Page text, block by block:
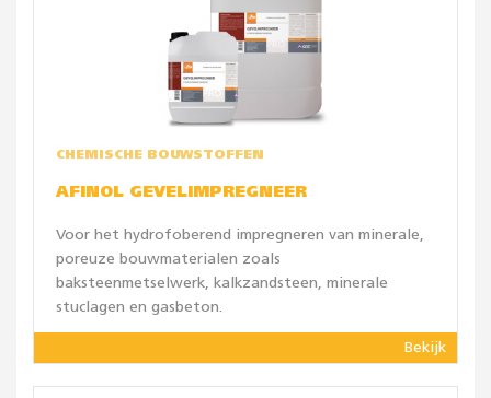
CHEMISCHE BOUWSTOFFEN
AFINOL GEVELIMPREGNEER
Voor het hydrofoberend impregneren van minerale,
poreuze bouwmaterialen zoals
baksteenmetselwerk, kalkzandsteen, minerale
stuclagen en gasbeton.
Bekijk